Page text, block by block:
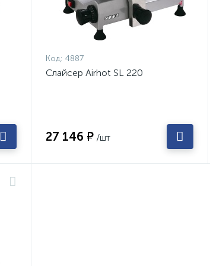
Код: 4887
Слайсер Airhot SL 220
27 146 ₽ /шт